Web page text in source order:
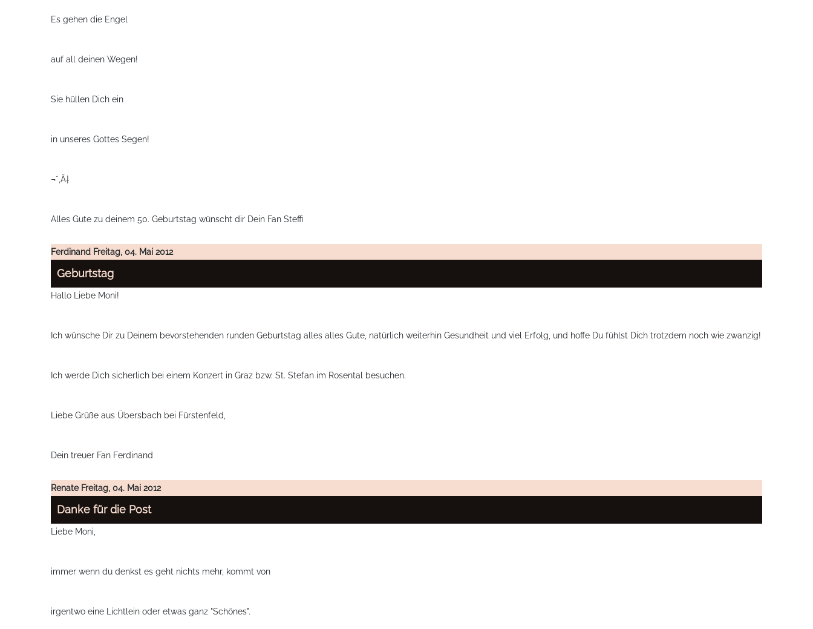
Es gehen die Engel
auf all deinen Wegen!
Sie hüllen Dich ein
in unseres Gottes Segen!
¬¨‚Ä†
Alles Gute zu deinem 50. Geburtstag wünscht dir Dein Fan Steffi
Ferdinand Freitag, 04. Mai 2012
Geburtstag
Hallo Liebe Moni!
Ich wünsche Dir zu Deinem bevorstehenden runden Geburtstag alles alles Gute, natürlich weiterhin Gesundheit und viel Erfolg, und hoffe Du fühlst Dich trotzdem noch wie zwanzig!
Ich werde Dich sicherlich bei einem Konzert in Graz bzw. St. Stefan im Rosental besuchen.
Liebe Grüße aus Übersbach bei Fürstenfeld,
Dein treuer Fan Ferdinand
Renate Freitag, 04. Mai 2012
Danke für die Post
Liebe Moni,
immer wenn du denkst es geht nichts mehr, kommt von
irgentwo eine Lichtlein oder etwas ganz "Schönes".